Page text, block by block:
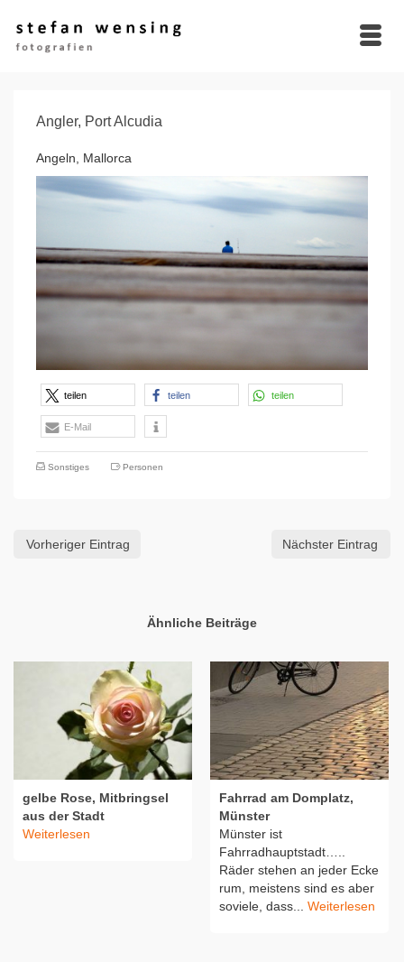
Angler, Port Alcudia
Angeln, Mallorca
teilen teilen teilen
E-Mail
Sonstiges Personen
Vorheriger Eintrag Nächster Eintrag
Ähnliche Beiträge
gelbe Rose, Mitbringsel
aus der Stadt
Weiterlesen
Fahrrad am Domplatz,
Münster
Münster ist
Fahrradhauptstadt…..
Räder stehen an jeder Ecke
rum, meistens sind es aber
soviele, dass... Weiterlesen